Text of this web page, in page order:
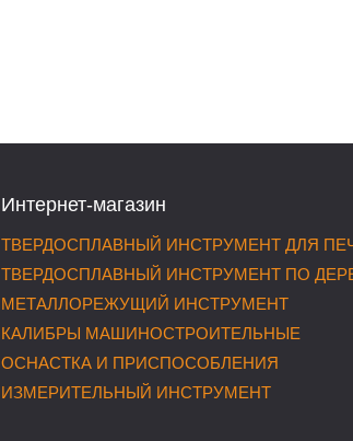
Интернет-магазин
ТВЕРДОСПЛАВНЫЙ ИНСТРУМЕНТ ДЛЯ
ТВЕРДОСПЛАВНЫЙ ИНСТРУМЕНТ ПО
МЕТАЛЛОРЕЖУЩИЙ ИНСТРУМЕНТ
КАЛИБРЫ МАШИНОСТРОИТЕЛЬНЫЕ
ОСНАСТКА И ПРИСПОСОБЛЕНИЯ
ИЗМЕРИТЕЛЬНЫЙ ИНСТРУМЕНТ